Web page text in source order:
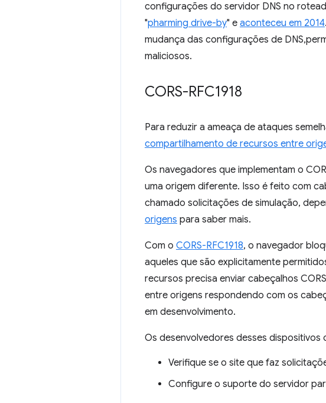
configurações do servidor DNS no
"pharming drive-by" e aconteceu em 2014
mudança das configurações de
maliciosos.
CORS-RFC1918
Para reduzir a ameaça de ataques
compartilhamento de recursos entre
Os navegadores que implementam o
uma origem diferente. Isso é feito com
chamado solicitações de simulação,
origens para saber mais.
Com o CORS-RFC1918, o navegador
aqueles que são explicitamente
recursos precisa enviar cabeçalhos
entre origens respondendo com os
em desenvolvimento.
Os desenvolvedores desses
Verifique se o site que faz
Configure o suporte do servidor